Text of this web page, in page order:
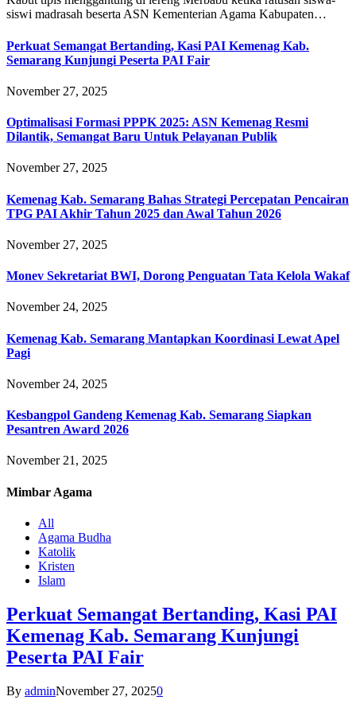
siswi madrasah beserta ASN Kementerian Agama Kabupaten…
Perkuat Semangat Bertanding, Kasi PAI Kemenag Kab.
Semarang Kunjungi Peserta PAI Fair
November 27, 2025
Optimalisasi Formasi PPPK 2025: ASN Kemenag Resmi
Dilantik, Semangat Baru Untuk Pelayanan Publik
November 27, 2025
Kemenag Kab. Semarang Bahas Strategi Percepatan Pencairan
TPG PAI Akhir Tahun 2025 dan Awal Tahun 2026
November 27, 2025
Monev Sekretariat BWI, Dorong Penguatan Tata Kelola Wakaf
November 24, 2025
Kemenag Kab. Semarang Mantapkan Koordinasi Lewat Apel
Pagi
November 24, 2025
Kesbangpol Gandeng Kemenag Kab. Semarang Siapkan
Pesantren Award 2026
November 21, 2025
Mimbar Agama
All
Agama Budha
Katolik
Kristen
Islam
Perkuat Semangat Bertanding, Kasi PAI
Kemenag Kab. Semarang Kunjungi
Peserta PAI Fair
By adminNovember 27, 20250